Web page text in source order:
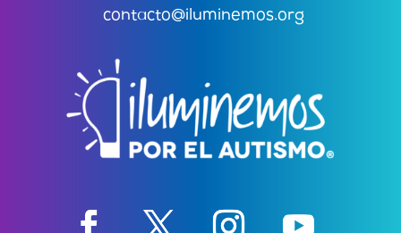
contacto@iluminemos.org